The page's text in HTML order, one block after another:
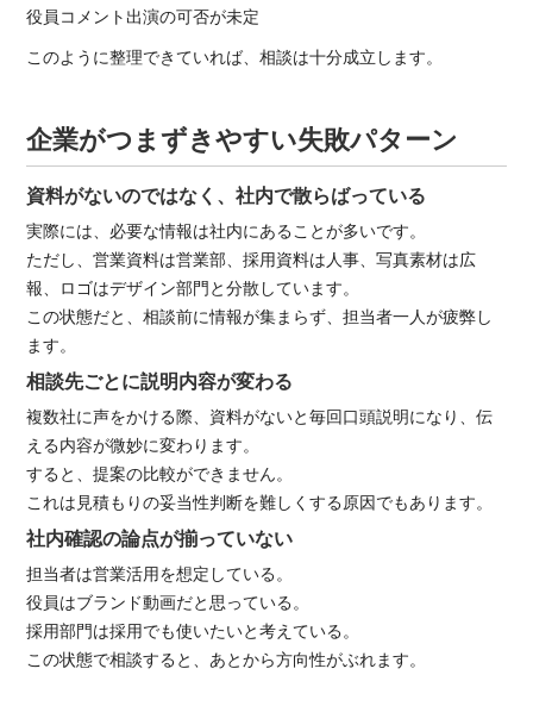
役員コメント出演の可否が未定
このように整理できていれば、相談は十分成立します。
企業がつまずきやすい失敗パターン
資料がないのではなく、社内で散らばっている
実際には、必要な情報は社内にあることが多いです。
ただし、営業資料は営業部、採用資料は人事、写真素材は広
報、ロゴはデザイン部門と分散しています。
この状態だと、相談前に情報が集まらず、担当者一人が疲弊し
ます。
相談先ごとに説明内容が変わる
複数社に声をかける際、資料がないと毎回口頭説明になり、伝
える内容が微妙に変わります。
すると、提案の比較ができません。
これは見積もりの妥当性判断を難しくする原因でもあります。
社内確認の論点が揃っていない
担当者は営業活用を想定している。
役員はブランド動画だと思っている。
採用部門は採用でも使いたいと考えている。
この状態で相談すると、あとから方向性がぶれます。